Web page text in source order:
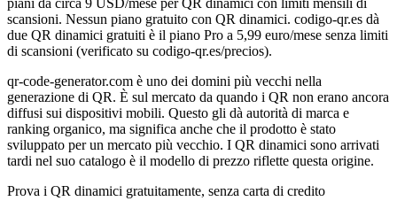
scansioni. Nessun piano gratuito con QR dinamici. codigo-qr.es dà
due QR dinamici gratuiti è il piano Pro a 5,99 euro/mese senza limiti
di scansioni (verificato su codigo-qr.es/precios).
qr-code-generator.com è uno dei domini più vecchi nella
generazione di QR. È sul mercato da quando i QR non erano ancora
diffusi sui dispositivi mobili. Questo gli dà autorità di marca e
ranking organico, ma significa anche che il prodotto è stato
sviluppato per un mercato più vecchio. I QR dinamici sono arrivati
tardi nel suo catalogo è il modello di prezzo riflette questa origine.
Prova i QR dinamici gratuitamente, senza carta di credito